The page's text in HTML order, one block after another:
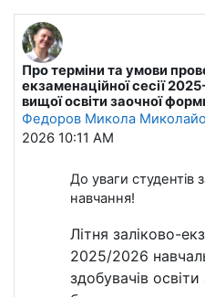
Про терміни та умови
екзаменаційної сесії
вищої освіти заочної
Федоров Микола
2026 10:11 AM
До уваги студентів
навчання!
Літня заліково-
2025/2026
здобувачів